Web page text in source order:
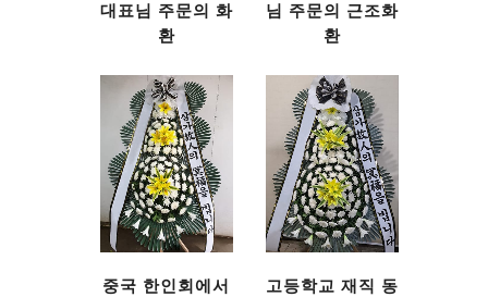
대표님 주문의 화
환
님 주문의 근조화
환
중국 한인회에서
고등학교 재직 동